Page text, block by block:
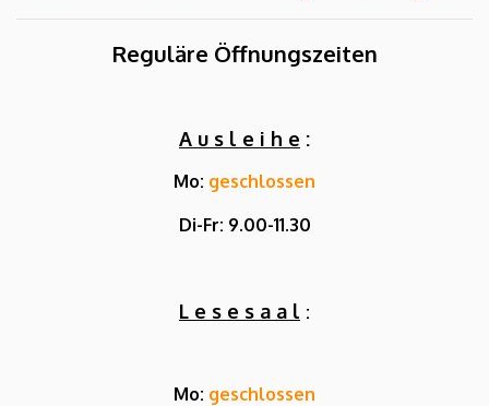
Reguläre Öffnungszeiten
A u s l e i h e :
Mo: geschlossen
Di-Fr: 9.00-11.30
L e s e s a a l :
Mo: geschlossen